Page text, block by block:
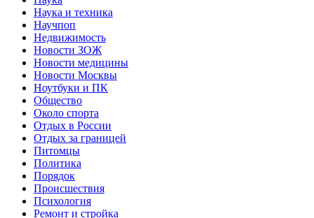
Наука и техника
Научпоп
Недвижимость
Новости ЗОЖ
Новости медицины
Новости Москвы
Ноутбуки и ПК
Общество
Около спорта
Отдых в России
Отдых за границей
Питомцы
Политика
Порядок
Происшествия
Психология
Ремонт и стройка